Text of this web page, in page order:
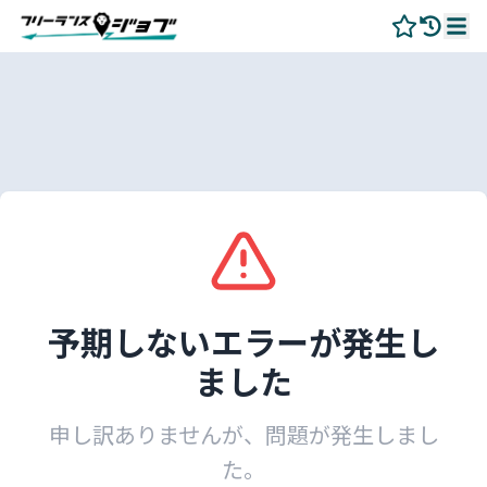
予期しないエラーが発生し
ました
申し訳ありませんが、問題が発生しまし
た。